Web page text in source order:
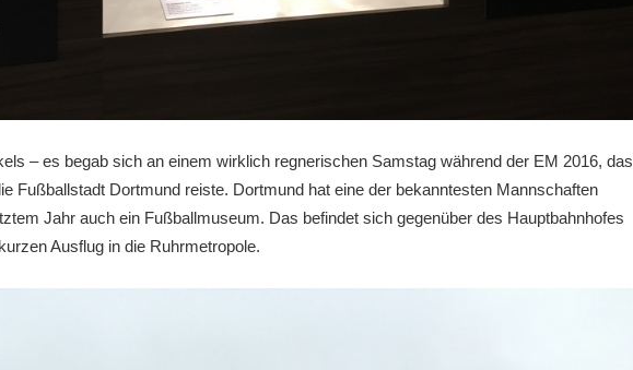
– es begab sich an einem wirklich regnerischen Samstag während der EM 2016, das
Fußballstadt Dortmund reiste. Dortmund hat eine der bekanntesten Mannschaften
Jahr auch ein Fußballmuseum. Das befindet sich gegenüber des Hauptbahnhofes
Ausflug in die Ruhrmetropole.